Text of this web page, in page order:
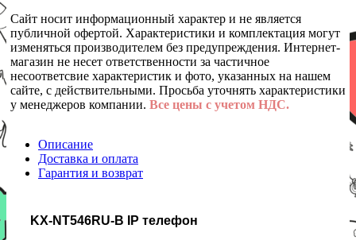
Сайт носит информационный характер и не является
публичной офертой. Характеристики и комплектация могут
изменяться производителем без предупреждения. Интернет-
магазин не несет ответственности за частичное
несоответсвие характеристик и фото, указанных на нашем
сайте, с действительными. Просьба уточнять характеристики
у менеджеров компании. Все цены с учетом НДС.
Описание
Доставка и оплата
Гарантия и возврат
KX-NT546RU-B IP телефон